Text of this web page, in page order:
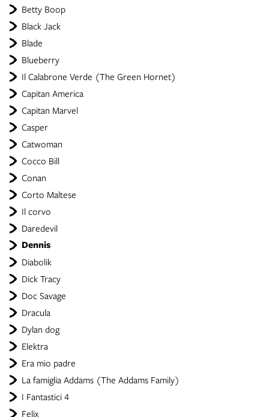
Betty Boop
Black Jack
Blade
Blueberry
Il Calabrone Verde (The Green Hornet)
Capitan America
Capitan Marvel
Casper
Catwoman
Cocco Bill
Conan
Corto Maltese
Il corvo
Daredevil
Dennis
Diabolik
Dick Tracy
Doc Savage
Dracula
Dylan dog
Elektra
Era mio padre
La famiglia Addams (The Addams Family)
I Fantastici 4
Felix